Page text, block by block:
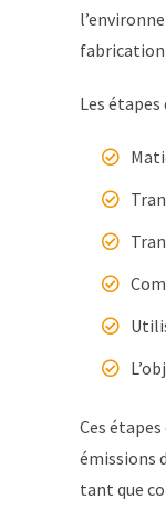
fabrication
Les étapes
Ces
émissions
tant que